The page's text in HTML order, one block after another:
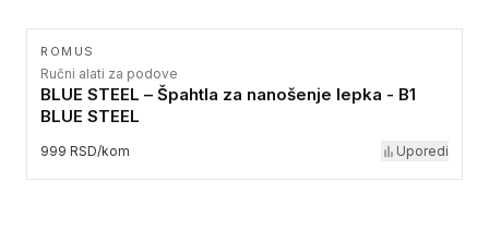
ROMUS
Ručni alati za podove
BLUE STEEL – Špahtla za nanošenje lepka - B1
BLUE STEEL
999 RSD/kom Uporedi